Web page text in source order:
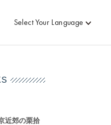
Select Your Language
近郊の栗拾